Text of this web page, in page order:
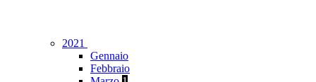
2021
Gennaio
Febbraio